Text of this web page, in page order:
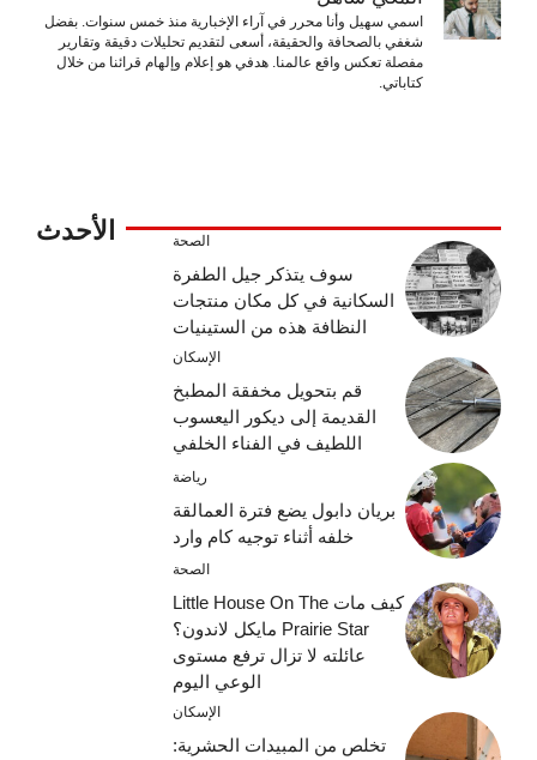
اسمي سهيل وأنا محرر في آراء الإخبارية منذ خمس سنوات. بفضل
شغفي بالصحافة والحقيقة، أسعى لتقديم تحليلات دقيقة وتقارير
مفصلة تعكس واقع عالمنا. هدفي هو إعلام وإلهام قرائنا من خلال
كتاباتي.
الأحدث الصحة
سوف يتذكر جيل الطفرة
السكانية في كل مكان منتجات
النظافة هذه من الستينيات
الإسكان
قم بتحويل مخفقة المطبخ
القديمة إلى ديكور اليعسوب
اللطيف في الفناء الخلفي
رياضة
بريان دابول يضع فترة العمالقة
خلفه أثناء توجيه كام وارد
الصحة
كيف مات Little House On The
Prairie Star مايكل لاندون؟
عائلته لا تزال ترفع مستوى
الوعي اليوم
الإسكان
تخلص من المبيدات الحشرية: